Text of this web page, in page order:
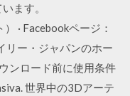
ます。
· Facebookページ：
リー・ジャパンのホー
ンロード前に使用条件
世界中の3Dアーテ